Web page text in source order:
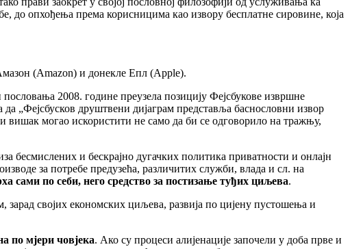
до опхођења према корисницима као извору бесплатне сировине, која
(Amazon) и донекле Епл (Apple).
2008. године преузела позицију Фејсбукове извршне
„Фејсбусков друштвени дијаграм представља баснословни извор
вишак могао искористити не само да би се одговорило на тражњу,
и бескрајно дугачких политика приватности и онлајн
за потребе предузећа, различитих служби, влада и сл. на
сами по себи, него средство за постизање туђих циљева.
својих економских циљева, развија по цијену пустошења и
по мјери човјека. Ако су процеси алијенације започели у доба прве и